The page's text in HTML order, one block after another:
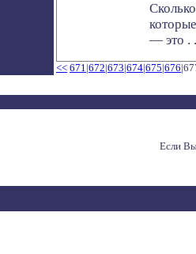
— это .
<< 671|672|673|674|675|676
Если